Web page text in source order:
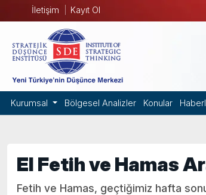
İletişim Kayıt Ol
Kurumsal Bölgesel Analizler Konular
El Fetih ve Hamas
Fetih ve Hamas, geçtiğimiz hafta